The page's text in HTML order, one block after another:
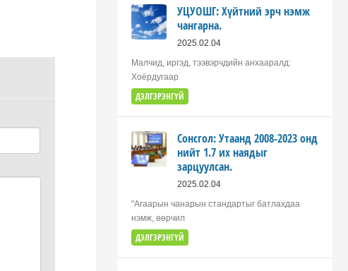
УЦУОШГ: Хүйтний эрч нэмж
чангарна.
2025.02.04
Малчид, иргэд, тээвэрчдийн анхааралд:
Хоёрдугаар
ДЭЛГЭРЭНГҮЙ
Сонсгол: Утаанд 2008-2023 онд
нийт 1.7 их наядыг
зарцуулсан.
2025.02.04
"Агаарын чанарын стандартыг батлахдаа
нэмж, өөрчил
ДЭЛГЭРЭНГҮЙ